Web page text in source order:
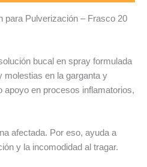
para Pulverización – Frasco 20
bucal en spray formulada
molestias en la garganta y
apoyo en procesos inflamatorios,
afectada. Por eso, ayuda a
y la incomodidad al tragar.